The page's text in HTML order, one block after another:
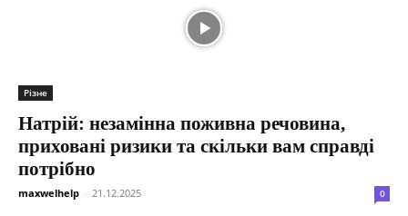
Різне
Натрій: незамінна поживна речовина,
приховані ризики та скільки вам справді
потрібно
maxwelhelp - 21.12.2025 0